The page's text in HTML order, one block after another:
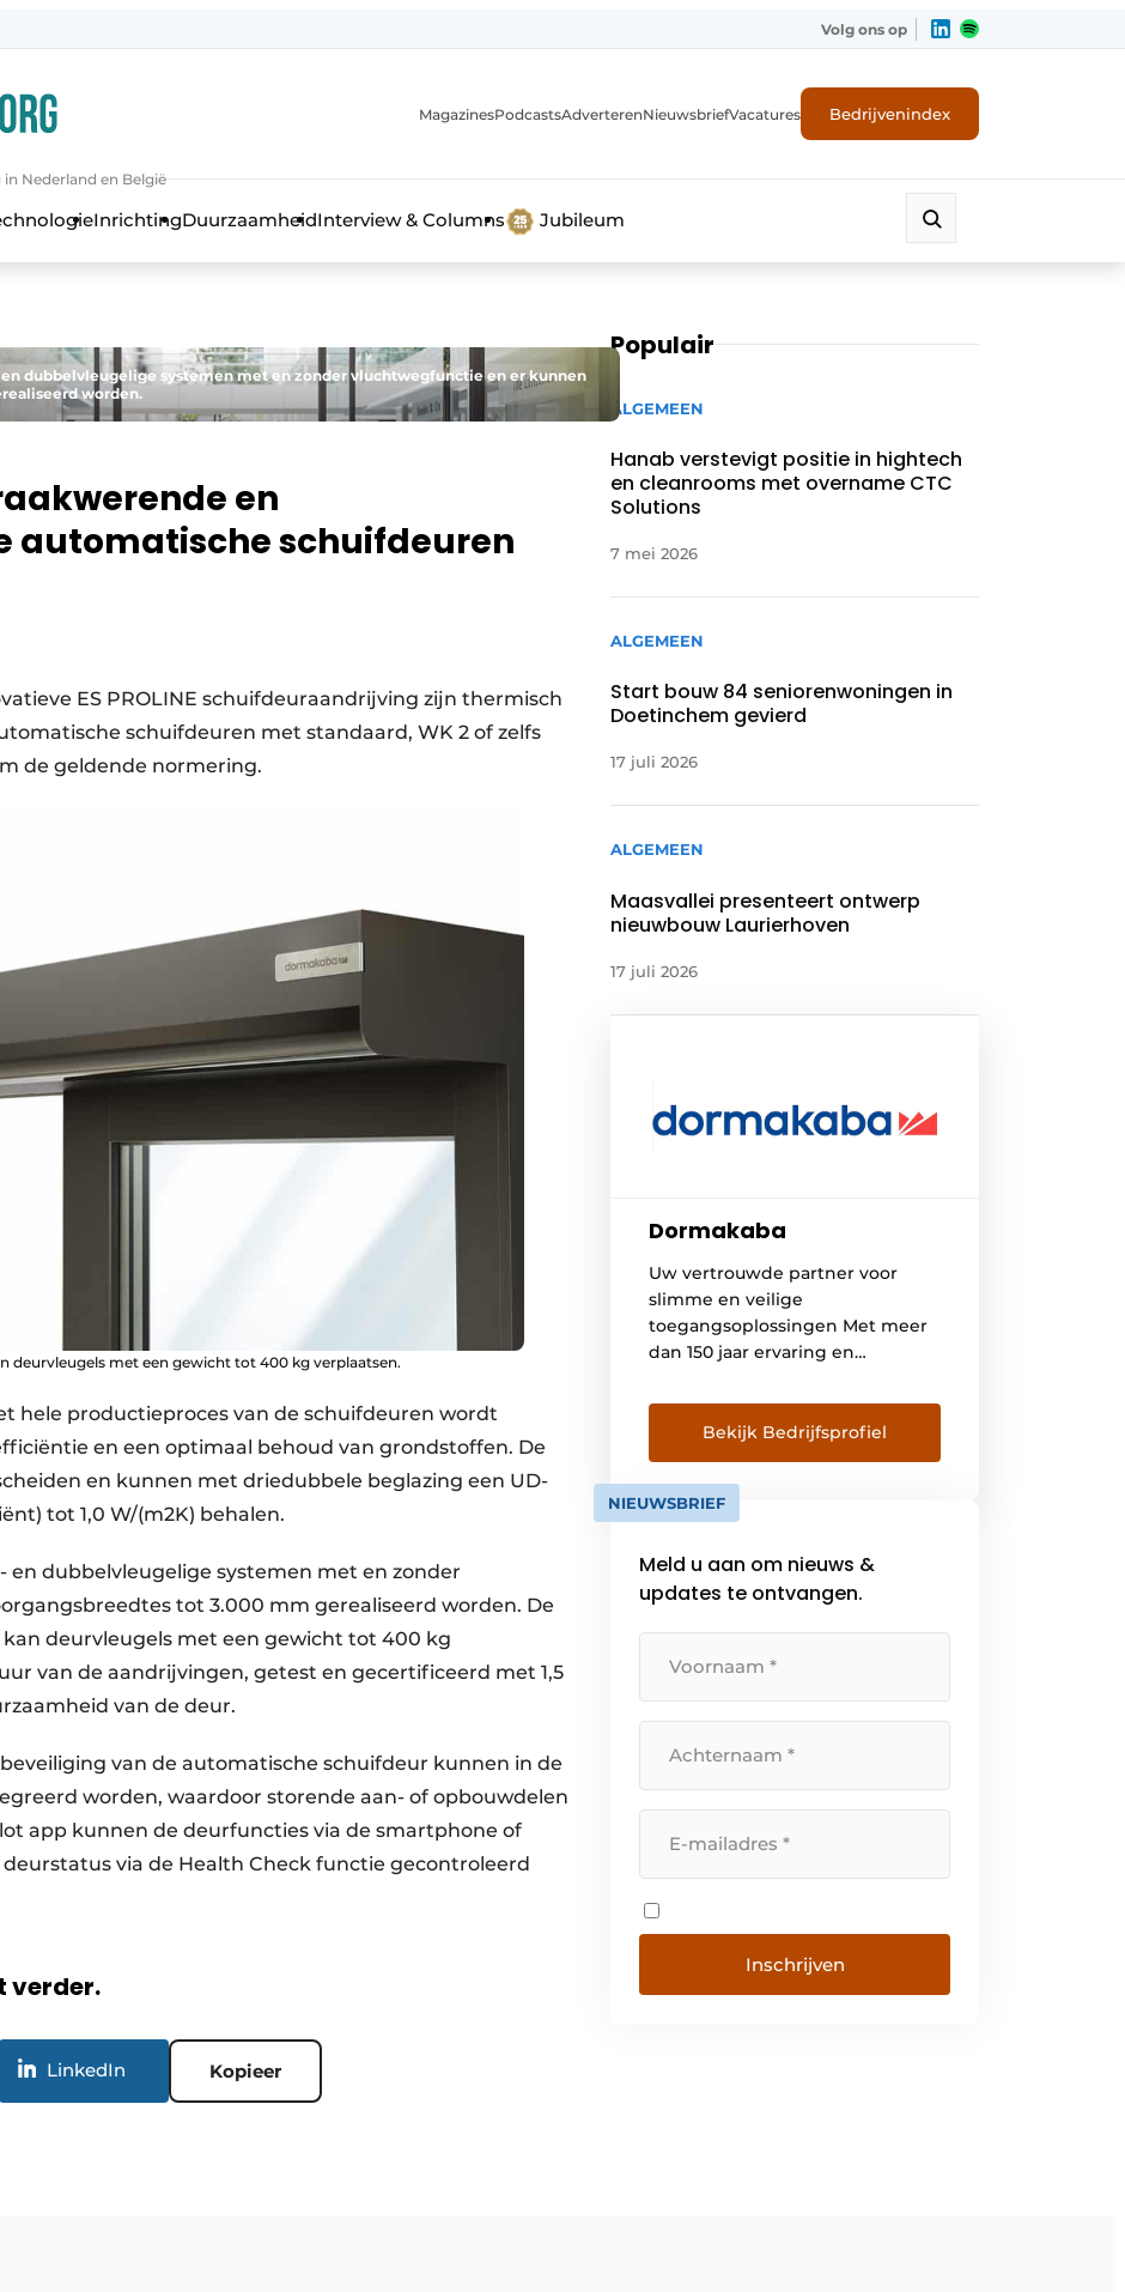
Volg ons op
Nederland en België
MagazinesPodcastsAdverterenNieuwsbriefVacatures Bedrijvenindex
InrichtingDuurzaamheidInterview & Columns Jubileum
dubbelvleugelige systemen met en zonder vluchtwegfunctie en er kunnen
worden.
en
automatische schuifdeuren
ES PROLINE schuifdeuraandrijving zijn thermisch
schuifdeuren met standaard, WK 2 of zelfs
de geldende normering.
deurvleugels met een gewicht tot 400 kg verplaatsen.
hele productieproces van de schuifdeuren wordt
en een optimaal behoud van grondstoffen. De
en kunnen met driedubbele beglazing een UD-
tot 1,0 W/(m2K) behalen.
en dubbelvleugelige systemen met en zonder
tot 3.000 mm gerealiseerd worden. De
deurvleugels met een gewicht tot 400 kg
van de aandrijvingen, getest en gecertificeerd met 1,5
van de deur.
van de automatische schuifdeur kunnen in de
worden, waardoor storende aan- of opbouwdelen
app kunnen de deurfuncties via de smartphone of
via de Health Check functie gecontroleerd
verder.
LinkedIn Kopieer
Populair
ALGEMEEN
Hanab verstevigt positie in hightech
en cleanrooms met overname CTC
Solutions
7 mei 2026
ALGEMEEN
Start bouw 84 seniorenwoningen in
Doetinchem gevierd
17 juli 2026
ALGEMEEN
Maasvallei presenteert ontwerp
nieuwbouw Laurierhoven
17 juli 2026
Dormakaba
Uw vertrouwde partner voor
slimme en veilige
toegangsoplossingen Met meer
dan 150 jaar ervaring en
producten en oplossingen over
de hele wereld, is dormakaba uw
betrouwbare partner voor een
veilige en slimme toegang tot
gebouwen en ruimten. Het
vergrendelingssystemen met
cilinders en sloten, elektronische
automatische deursystemen, een
Bekijk Bedrijfsprofiel
NIEUWSBRIEF
Meld u aan om nieuws &
updates te ontvangen.